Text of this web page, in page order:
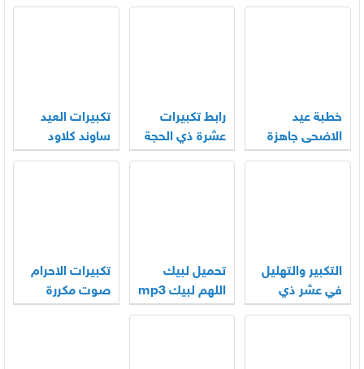
خطبة عيد
الاضحى جاهزة
2026
رابط تكبيرات
عشرة ذي الحجة
mp3 بجودة
تكبيرات العيد
ساوند كلاود
بجودة عالية
التكبير والتهليل
في عشر ذي
الحجة mp3
تحميل لبيك
اللهم لبيك mp3
الحرم المكي
تكبيرات الاحرام
صوت مكررة